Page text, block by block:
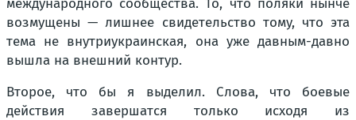
международного сообщества. То, что поляки нынче
возмущены — лишнее свидетельство тому, что эта
тема не внутриукраинская, она уже давным-давно
вышла на внешний контур.
Второе, что бы я выделил. Слова, что боевые
действия завершатся только исходя из